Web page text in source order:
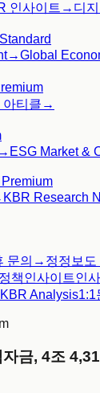
인사이트 → 디
Standard
→Global
아티클 →
→ ESG Market &
Premium
KBR Research
문의 → 정정보도
정책인사이트인
KBR Analysis1:1
금, 4조